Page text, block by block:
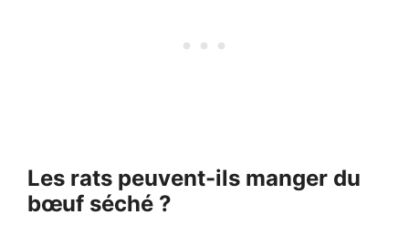
Les rats peuvent-ils manger du
bœuf séché ?